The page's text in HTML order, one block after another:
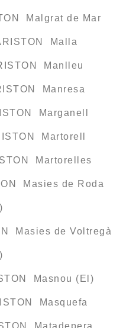
Malgrat de Mar
Malla
Manlleu
Manresa
Marganell
Martorell
Martorelles
Masies de Roda
Masies de Voltregà
Masnou (El)
Masquefa
Matadepera